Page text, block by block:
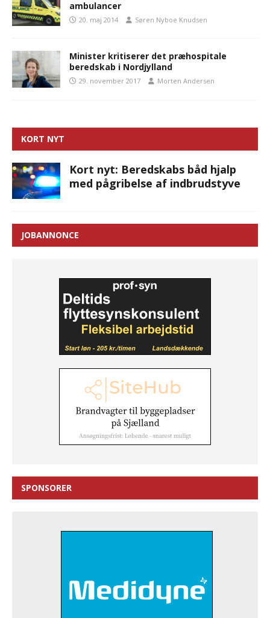
ambulancer
20. maj 2014 Søren Nyboe Knudsen
Minister kritiserer det præhospitale
beredskab i Nordjylland
29. november 2017 Morten Andersen
KORT NYT
Kort nyt: Beredskabs båd hjalp
med pågribelse af indbrudstyve
JOBANNONCE
SPONSORER